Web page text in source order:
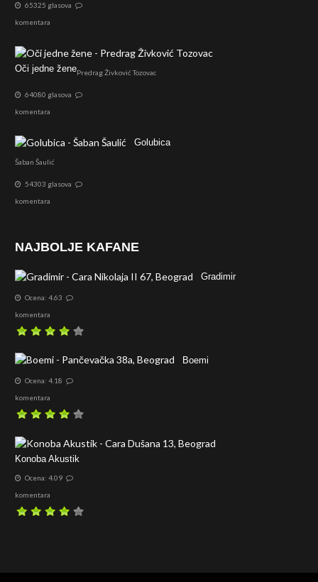
65325 glasova
komentara
Oči jedne ženePredrag Živković Tozovac
64080 glasova
komentara
Golubica
Šaban Šaulić
54303 glasova
komentara
NAJBOLJE KAFANE
Gradimir
Ocena: 4.63
komentara
Boemi
Ocena: 4.18
komentara
Konoba Akustik
Ocena: 4.09
komentara